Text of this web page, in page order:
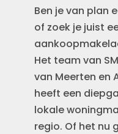
Ben je van plan
of zoek je juist
Het team van
van Meerten en
heeft een
lokale
regio. Of het nu